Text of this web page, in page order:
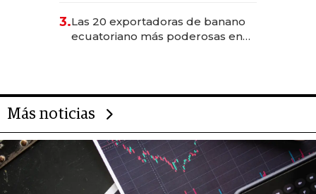
3.Las 20 exportadoras de banano
ecuatoriano más poderosas en
Más noticias